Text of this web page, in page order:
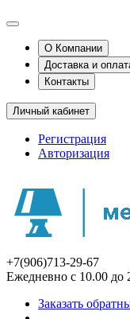
О Компании
Доставка и
Контакты
Личный кабинет
Регистрация
Авторизация
+7(906)713-29-67
Ежедневно с 10.00 до
Заказать